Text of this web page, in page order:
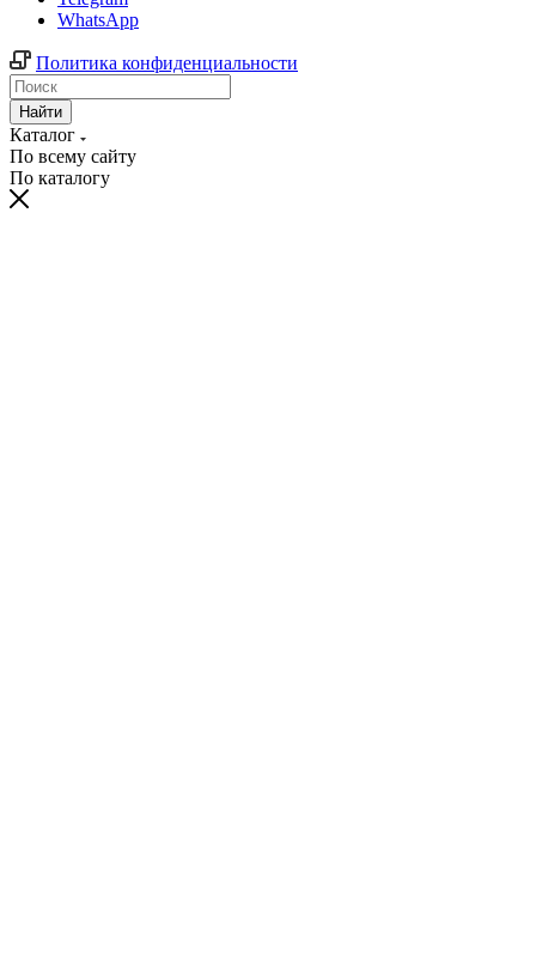
WhatsApp
Политика конфиденциальности
Найти
Каталог
По всему сайту
По каталогу